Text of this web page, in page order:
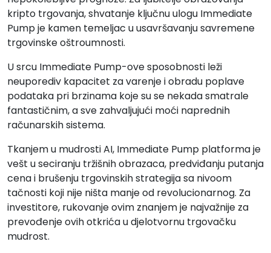
kripto trgovanja, shvatanje ključnu ulogu Immediate
Pump je kamen temeljac u usavršavanju savremene
trgovinske oštroumnosti.
U srcu Immediate Pump-ove sposobnosti leži
neuporediv kapacitet za varenje i obradu poplave
podataka pri brzinama koje su se nekada smatrale
fantastičnim, a sve zahvaljujući moći naprednih
računarskih sistema.
Tkanjem u mudrosti AI, Immediate Pump platforma je
vešt u seciranju tržišnih obrazaca, predviđanju putanja
cena i brušenju trgovinskih strategija sa nivoom
tačnosti koji nije ništa manje od revolucionarnog. Za
investitore, rukovanje ovim znanjem je najvažnije za
prevođenje ovih otkrića u djelotvornu trgovačku
mudrost.